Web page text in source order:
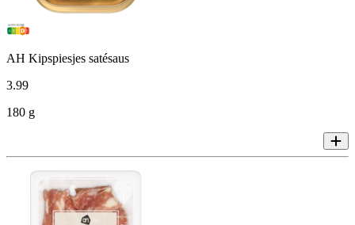
AH Kipspiesjes satésaus
3.99
180 g